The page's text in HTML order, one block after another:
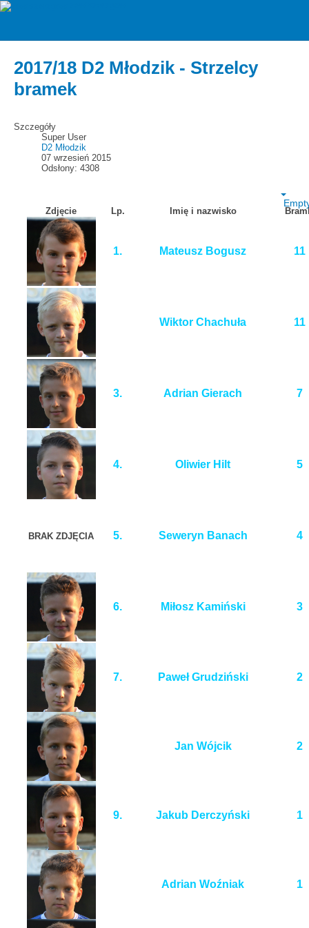
2017/18 D2 Młodzik - Strzelcy
bramek
Szczegóły
Super User
D2 Młodzik
07 wrzesień 2015
Odsłony: 4308
Zdjęcie Lp. Imię i nazwisko
1. Mateusz Bogusz 11
Wiktor Chachuła 11
3. Adrian Gierach 7
4. Oliwier Hilt 5
BRAK ZDJĘCIA 5. Seweryn Banach 4
6. Miłosz Kamiński 3
7. Paweł Grudziński 2
Jan Wójcik 2
9. Jakub Derczyński 1
Adrian Woźniak 1